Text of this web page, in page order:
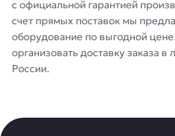
с официальной гарантией
счет прямых поставок мы
оборудование по выгодной
организовать доставку заказа в
России.